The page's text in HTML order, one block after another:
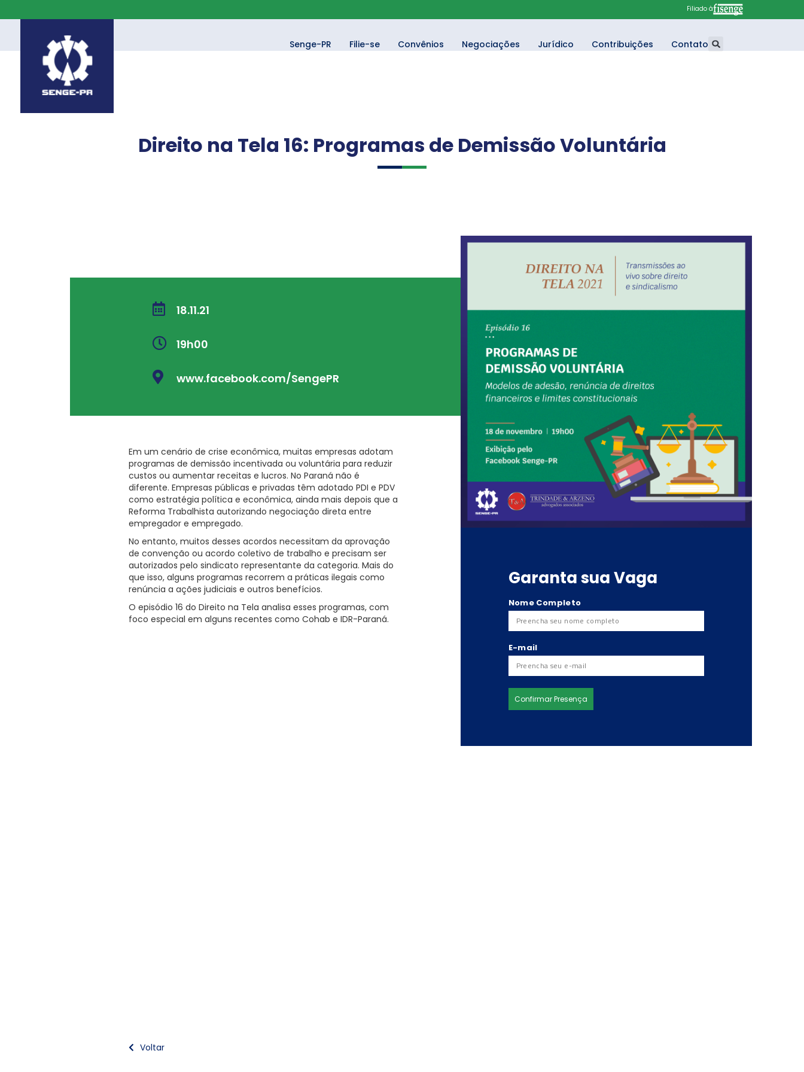
Filiado à
Senge-PR Filie-se Convênios Negociações Jurídico Contribuições Contato
Direito na Tela 16: Programas de Demissão Voluntária
18.11.21
19h00
www.facebook.com/SengePR
Em um cenário de crise econômica, muitas empresas adotam
programas de demissão incentivada ou voluntária para reduzir
custos ou aumentar receitas e lucros. No Paraná não é
diferente. Empresas públicas e privadas têm adotado PDI e PDV
como estratégia política e econômica, ainda mais depois que a
Reforma Trabalhista autorizando negociação direta entre
empregador e empregado.
No entanto, muitos desses acordos necessitam da aprovação
de convenção ou acordo coletivo de trabalho e precisam ser
autorizados pelo sindicato representante da categoria. Mais do
que isso, alguns programas recorrem a práticas ilegais como
renúncia a ações judiciais e outros benefícios.
O episódio 16 do Direito na Tela analisa esses programas, com
foco especial em alguns recentes como Cohab e IDR-Paraná.
Voltar
Garanta sua Vaga
Nome Completo
E-mail
Confirmar Presença